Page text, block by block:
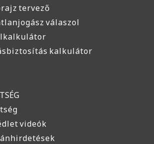
tervező
válaszol
kalkulátor
videók